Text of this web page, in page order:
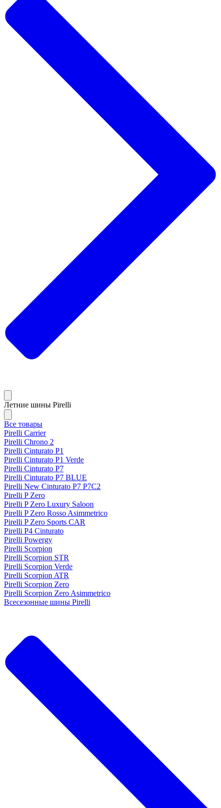
Летние шины Pirelli
Все товары
Pirelli Carrier
Pirelli Chrono 2
Pirelli Cinturato P1
Pirelli Cinturato P1 Verde
Pirelli Cinturato P7
Pirelli Cinturato P7 BLUE
Pirelli New Cinturato P7 P7C2
Pirelli P Zero
Pirelli P Zero Luxury Saloon
Pirelli P Zero Rosso Asimmetrico
Pirelli P Zero Sports CAR
Pirelli P4 Cinturato
Pirelli Powergy
Pirelli Scorpion
Pirelli Scorpion STR
Pirelli Scorpion Verde
Pirelli Scorpion ATR
Pirelli Scorpion Zero
Pirelli Scorpion Zero Asimmetrico
Всесезонные шины Pirelli